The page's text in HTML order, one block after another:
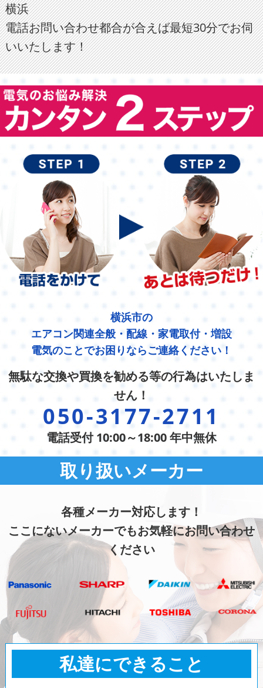
横浜
電話お問い合わせ都合が合えば最短30分でお伺
いいたします！
横浜市の
エアコン関連全般・配線・家電取付・増設
電気のことでお困りならご連絡ください！
無駄な交換や買換を勧める等の行為はいたしま
せん！
050-3177-2711
電話受付 10:00～18:00 年中無休
取り扱いメーカー
各種メーカー対応します！
ここにないメーカーでもお気軽にお問い合わせ
ください
私達にできること